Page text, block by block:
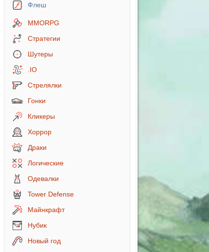
Флеш
MMORPG
Стратегии
Шутеры
.IO
Стрелялки
Гонки
Кликеры
Хоррор
Драки
Логические
Одевалки
Tower Defense
Майнкрафт
Нубик
Новый год